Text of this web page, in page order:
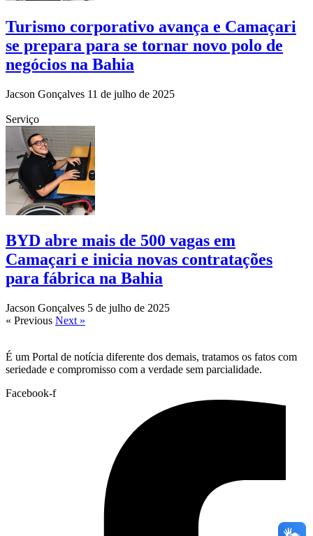
Turismo corporativo avança e Camaçari
se prepara para se tornar novo polo de
negócios na Bahia
Jacson Gonçalves 11 de julho de 2025
Serviço
BYD abre mais de 500 vagas em
Camaçari e inicia novas contratações
para fábrica na Bahia
Jacson Gonçalves 5 de julho de 2025
« Previous Next »
É um Portal de notícia diferente dos demais, tratamos os fatos com
seriedade e compromisso com a verdade sem parcialidade.
Facebook-f